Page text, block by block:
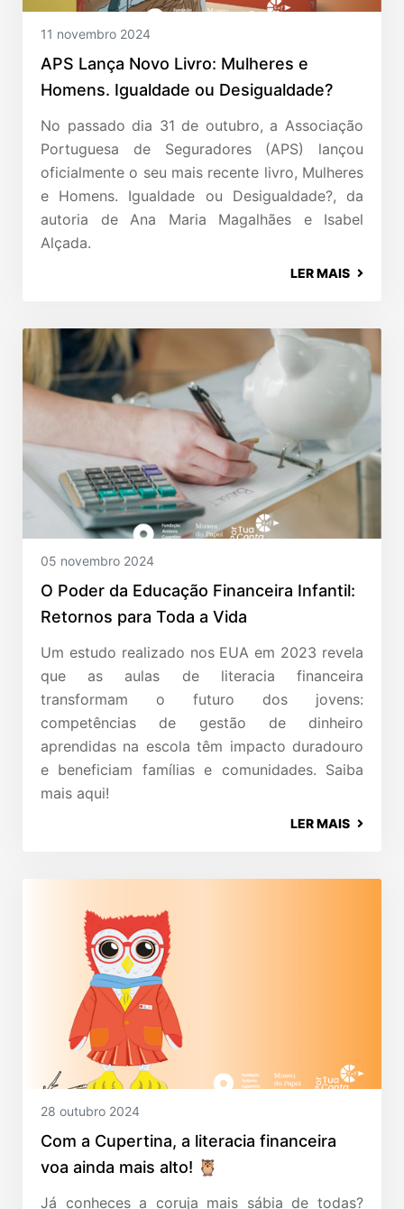
11 novembro 2024
APS Lança Novo Livro: Mulheres e
Homens. Igualdade ou Desigualdade?
No passado dia 31 de outubro, a Associação
Portuguesa de Seguradores (APS) lançou
oficialmente o seu mais recente livro, Mulheres
e Homens. Igualdade ou Desigualdade?, da
autoria de Ana Maria Magalhães e Isabel
Alçada.
LER MAIS
05 novembro 2024
O Poder da Educação Financeira Infantil:
Retornos para Toda a Vida
Um estudo realizado nos EUA em 2023 revela
que as aulas de literacia financeira
transformam o futuro dos jovens:
competências de gestão de dinheiro
aprendidas na escola têm impacto duradouro
e beneficiam famílias e comunidades. Saiba
mais aqui!
LER MAIS
28 outubro 2024
Com a Cupertina, a literacia financeira
voa ainda mais alto! 🦉
Já conheces a coruja mais sábia de todas?